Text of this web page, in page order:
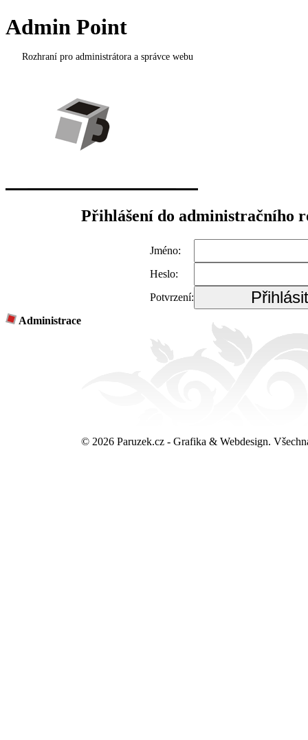
Admin Point
Rozhraní pro administrátora a správce webu
Administrace
Přihlášení do administračního
Jméno:
Heslo:
Potvrzení:
© 2026 Paruzek.cz - Grafika & Webdesign.